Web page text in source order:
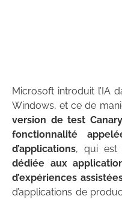
Microsoft introduit l’IA
Windows, et ce de
version de test
fonctionnalité
d’applications, qui est
dédiée aux
d’expériences
d’applications de